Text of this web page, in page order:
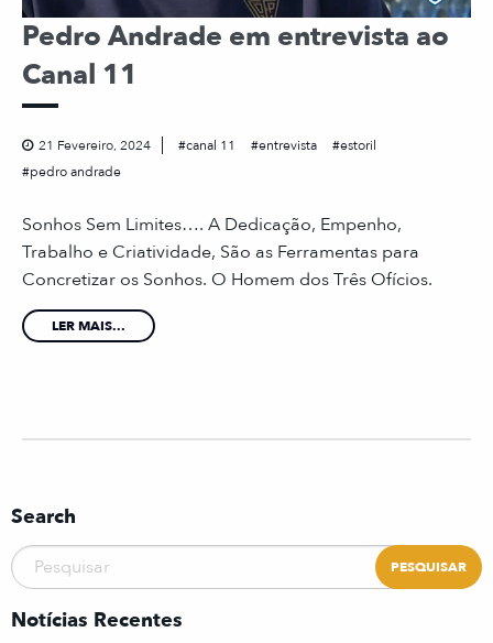
Pedro Andrade em entrevista ao
Canal 11
21 Fevereiro, 2024 canal 11 entrevista
estoril
pedro andrade
Sonhos Sem Limites…. A Dedicação, Empenho,
Trabalho e Criatividade, São as Ferramentas para
Concretizar os Sonhos. O Homem dos Três Ofícios.
LER MAIS...
Search
Notícias Recentes